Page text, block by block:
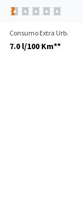
Consumo Extra Urb.
7.0 l/100 Km**